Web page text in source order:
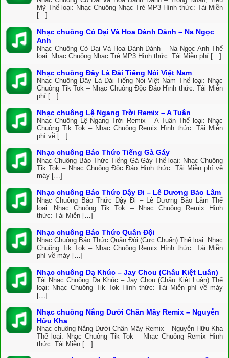
Mỹ Thể loại: Nhạc Chuông Nhạc Trẻ MP3 Hình thức: Tải Miễn
[…]
Nhạc chuông Cỏ Dại Và Hoa Dành Dành – Na Ngọc
Anh
Nhạc Chuông Cỏ Dại Và Hoa Dành Dành – Na Ngọc Anh Thể
loại: Nhạc Chuông Nhạc Trẻ MP3 Hình thức: Tải Miễn phí […]
Nhạc chuông Đây Là Đài Tiếng Nói Việt Nam
Nhạc Chuông Đây Là Đài Tiếng Nói Việt Nam Thể loại: Nhạc
Chuông Tik Tok – Nhạc Chuông Độc Đáo Hình thức: Tải Miễn
phí […]
Nhạc chuông Lệ Ngang Trời Remix – A Tuân
Nhạc Chuông Lệ Ngang Trời Remix – A Tuân Thể loại: Nhạc
Chuông Tik Tok – Nhạc Chuông Remix Hình thức: Tải Miễn
phí về […]
Nhạc chuông Báo Thức Tiếng Gà Gáy
Nhạc Chuông Báo Thức Tiếng Gà Gáy Thể loại: Nhạc Chuông
Tik Tok – Nhạc Chuông Độc Đáo Hình thức: Tải Miễn phí về
máy […]
Nhạc chuông Báo Thức Dậy Đi – Lê Dương Bảo Lâm
Nhạc Chuông Báo Thức Dậy Đi – Lê Dương Bảo Lâm Thể
loại: Nhạc Chuông Tik Tok – Nhạc Chuông Remix Hình
thức: Tải Miễn […]
Nhạc chuông Báo Thức Quân Đội
Nhạc Chuông Báo Thức Quân Đội (Cực Chuẩn) Thể loại: Nhạc
Chuông Tik Tok – Nhạc Chuông Remix Hình thức: Tải Miễn
phí về máy […]
Nhạc chuông Dạ Khúc – Jay Chou (Châu Kiệt Luân)
Tải Nhạc Chuông Dạ Khúc – Jay Chou (Châu Kiệt Luân) Thể
loại: Nhạc Chuông Tik Tok Hình thức: Tải Miễn phí về máy
[…]
Nhạc chuông Nắng Dưới Chân Mây Remix – Nguyễn
Hữu Kha
Nhạc chuông Nắng Dưới Chân Mây Remix – Nguyễn Hữu Kha
Thể loại: Nhạc Chuông Tik Tok – Nhạc Chuông Remix Hình
thức: Tải Miễn […]